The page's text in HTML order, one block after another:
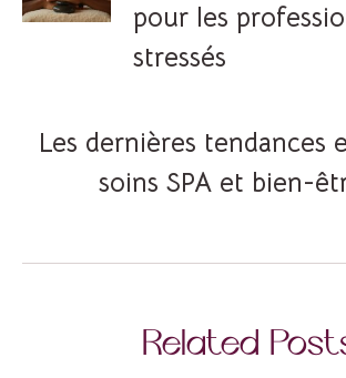
pour les
stressés
Les dernières tendances
soins SPA et bien-
Related